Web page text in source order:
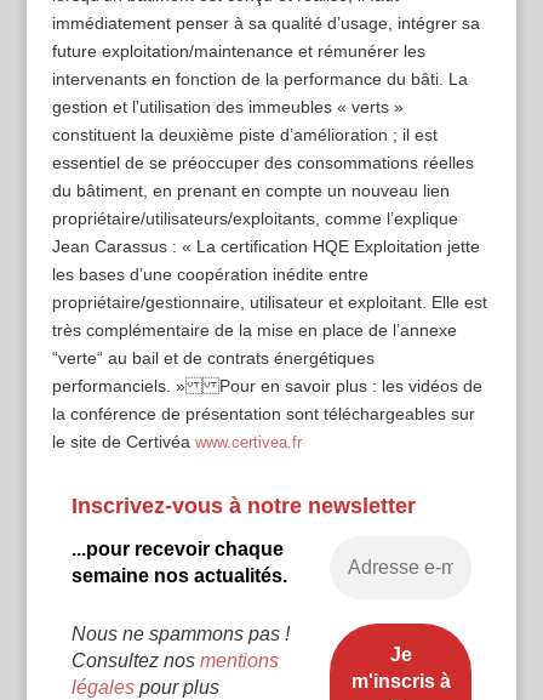
immédiatement penser à sa qualité d’usage, intégrer sa
future exploitation/maintenance et rémunérer les
intervenants en fonction de la performance du bâti. La
gestion et l’utilisation des immeubles « verts »
constituent la deuxième piste d’amélioration ; il est
essentiel de se préoccuper des consommations réelles
du bâtiment, en prenant en compte un nouveau lien
propriétaire/utilisateurs/exploitants, comme l’explique
Jean Carassus : « La certification HQE Exploitation jette
les bases d’une coopération inédite entre
propriétaire/gestionnaire, utilisateur et exploitant. Elle est
très complémentaire de la mise en place de l’annexe
“verte“ au bail et de contrats énergétiques
performanciels. » Pour en savoir plus : les vidéos de
la conférence de présentation sont téléchargeables sur
le site de Certivéa www.certivea.fr
Inscrivez-vous à notre newsletter
...pour recevoir chaque
semaine nos actualités.
Nous ne spammons pas !
Consultez nos mentions
légalespour plus